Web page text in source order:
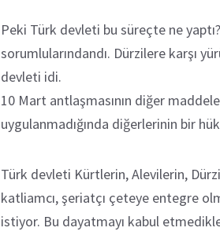
Peki Türk devleti bu süreçte ne
sorumlularındandı. Dürzilere karşı
devleti idi.
10 Mart antlaşmasının diğer
uygulanmadığında diğerlerinin bir
Türk devleti Kürtlerin, Alevilerin,
katliamcı, şeriatçı çeteye entegre
istiyor. Bu dayatmayı kabul